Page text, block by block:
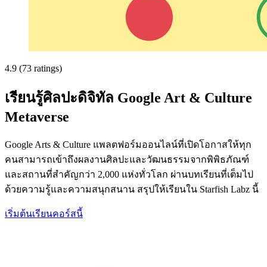
4.9 (73 ratings)
เรียนรู้ศิลปะดิจิทัล Google Art & Culture
Metaverse
Google Arts & Culture แพลตฟอร์มออนไลน์ที่เปิดโอกาสให้ทุก
คนสามารถเข้าถึงผลงานศิลปะและวัฒนธรรมจากพิพิธภัณฑ์
และสถานที่สำคัญกว่า 2,000 แห่งทั่วโลก ผ่านบทเรียนที่เต็มไป
ด้วยความรู้และความสนุกสนาน สรุปให้เรียนใน Starfish Labz นี้
เริ่มต้นเรียนคอร์สนี้